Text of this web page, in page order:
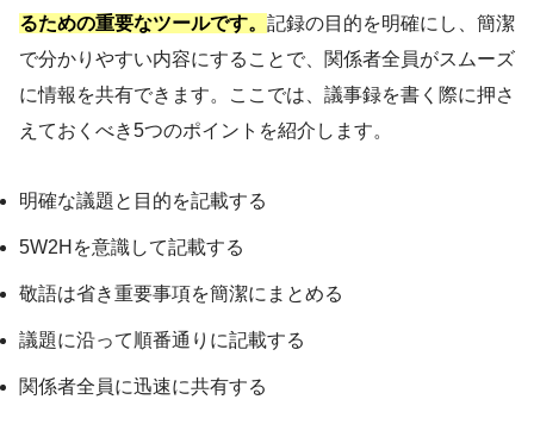
るための重要なツールです。 記録の目的を明確にし、簡潔
で分かりやすい内容にすることで、関係者全員がスムーズ
に情報を共有できます。ここでは、議事録を書く際に押さ
えておくべき5つのポイントを紹介します。
明確な議題と目的を記載する
5W2Hを意識して記載する
敬語は省き重要事項を簡潔にまとめる
議題に沿って順番通りに記載する
関係者全員に迅速に共有する